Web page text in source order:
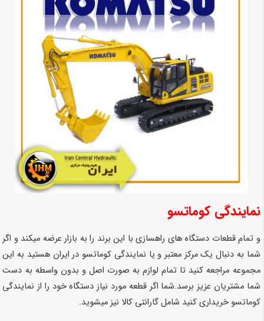
نمایندگی کوماتسو
و تمام قطعات دستگاه های راهسازی با این برند را به بازار عرضه میکند و اگر
شما به دنبال یک مرکز معتبر و یا نمایندگی کوماتسو در ایران هستید به این
مجموعه مراجعه کنید تا تمام لوازم به صورت اصل و بدون واسطه به دست
شما مشتریان عزیز برسد.شما اگر قطعه مورد نیاز دستگاه خود را از نمایندگی
کوماتسو خریداری کنید شامل گارانتی کالا نیز میشوید.